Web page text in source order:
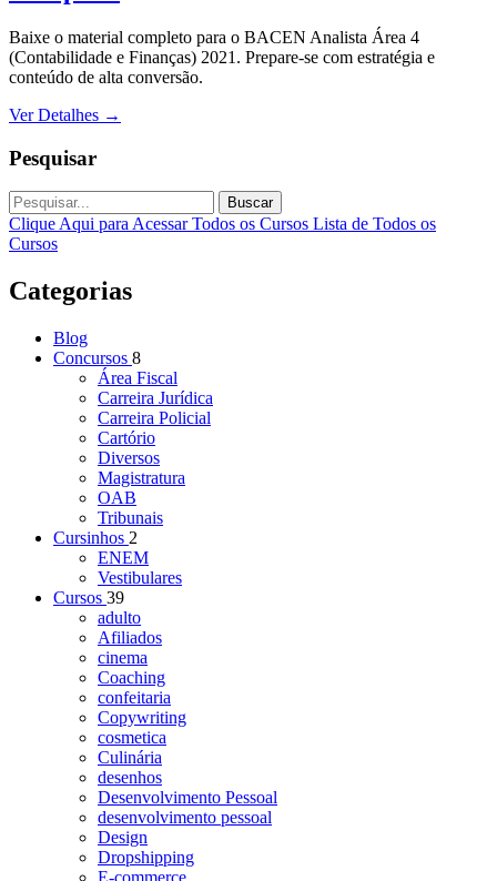
Baixe o material completo para o BACEN Analista Área 4
(Contabilidade e Finanças) 2021. Prepare-se com estratégia e
conteúdo de alta conversão.
Ver Detalhes →
Pesquisar
Buscar
Clique Aqui para Acessar Todos os Cursos Lista de Todos os
Cursos
Categorias
Blog
Concursos 8
Área Fiscal
Carreira Jurídica
Carreira Policial
Cartório
Diversos
Magistratura
OAB
Tribunais
Cursinhos 2
ENEM
Vestibulares
Cursos 39
adulto
Afiliados
cinema
Coaching
confeitaria
Copywriting
cosmetica
Culinária
desenhos
Desenvolvimento Pessoal
desenvolvimento pessoal
Design
Dropshipping